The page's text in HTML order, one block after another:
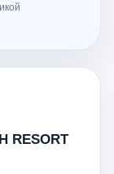
RESORT